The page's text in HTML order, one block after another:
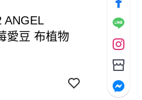
ANGEL
愛豆 布植物